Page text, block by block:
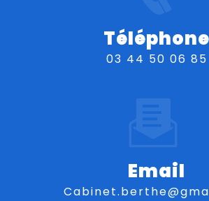
Téléphone
03 44 50 06 85
Email